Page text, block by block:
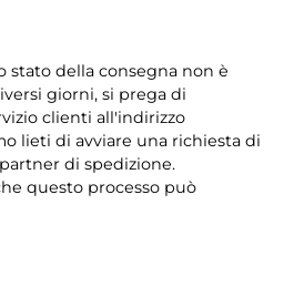
stato della consegna non è
giorni, si prega di
clienti all'indirizzo
lieti di avviare una richiesta di
di spedizione.
questo processo può